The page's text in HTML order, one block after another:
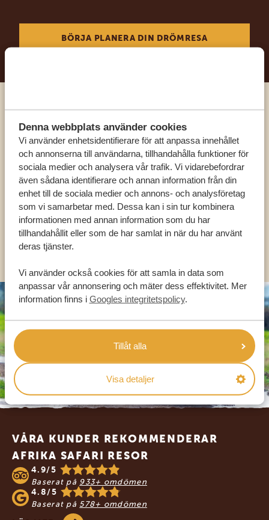
Denna webbplats använder cookies
Vi använder enhetsidentifierare för att anpassa innehållet
och annonserna till användarna, tillhandahålla funktioner för
sociala medier och analysera vår trafik. Vi vidarebefordrar
även sådana identifierare och annan information från din
enhet till de sociala medier och annons- och analysföretag
som vi samarbetar med. Dessa kan i sin tur kombinera
informationen med annan information som du har
tillhandahållit eller som de har samlat in när du har använt
deras tjänster.
Vi använder också cookies för att samla in data som
anpassar vår annonsering och mäter dess effektivitet. Mer
information finns i Googles integritetspolicy.
Tillåt alla
Visa detaljer
BÖRJA PLANERA DIN DRÖMRESA
Ring en av våra experter
VÅRA SPECIALISTER FINNS HÄR FÖR ATT
HJÄLPA DIG
SV:+31 174 788 101
VÅRA KUNDER REKOMMENDERAR
AFRIKA SAFARI RESOR
4.9/5
Baserat på 933+ omdömen
4.8/5
Baserat på 578+ omdömen